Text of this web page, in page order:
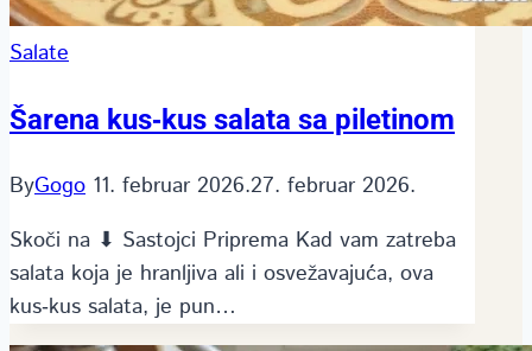
Salate
Šarena kus‑kus salata sa piletinom
ByGogo 11. februar 2026.27. februar 2026.
Skoči na ⬇ Sastojci Priprema Kad vam zatreba
salata koja je hranljiva ali i osvežavajuća, ova
kus‑kus salata, je pun…